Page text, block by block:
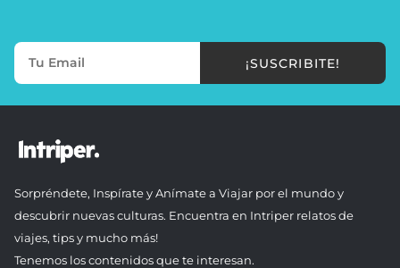
¡SUSCRIBITE!
Sorpréndete, Inspírate y Anímate a Viajar por el mundo y
descubrir nuevas culturas. Encuentra en Intriper relatos de
viajes, tips y mucho más!
Tenemos los contenidos que te interesan.